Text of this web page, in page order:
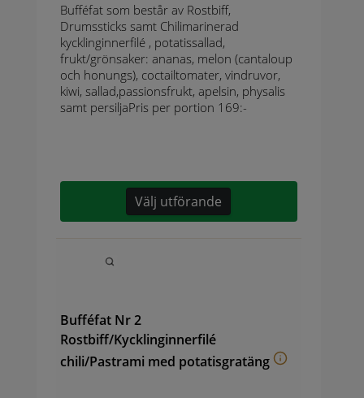
Bufféfat som består av Rostbiff,
Drumssticks samt Chilimarinerad
kycklinginnerfilé , potatissallad,
frukt/grönsaker: ananas, melon (cantaloup
och honungs), coctailtomater, vindruvor,
kiwi, sallad,passionsfrukt, apelsin, physalis
samt persiljaPris per portion 169:-
Välj utförande
Bufféfat Nr 2
Rostbiff/Kycklinginnerfilé
chili/Pastrami med potatisgratäng